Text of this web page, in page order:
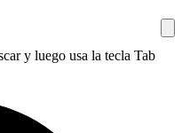
y luego usa la tecla Tab